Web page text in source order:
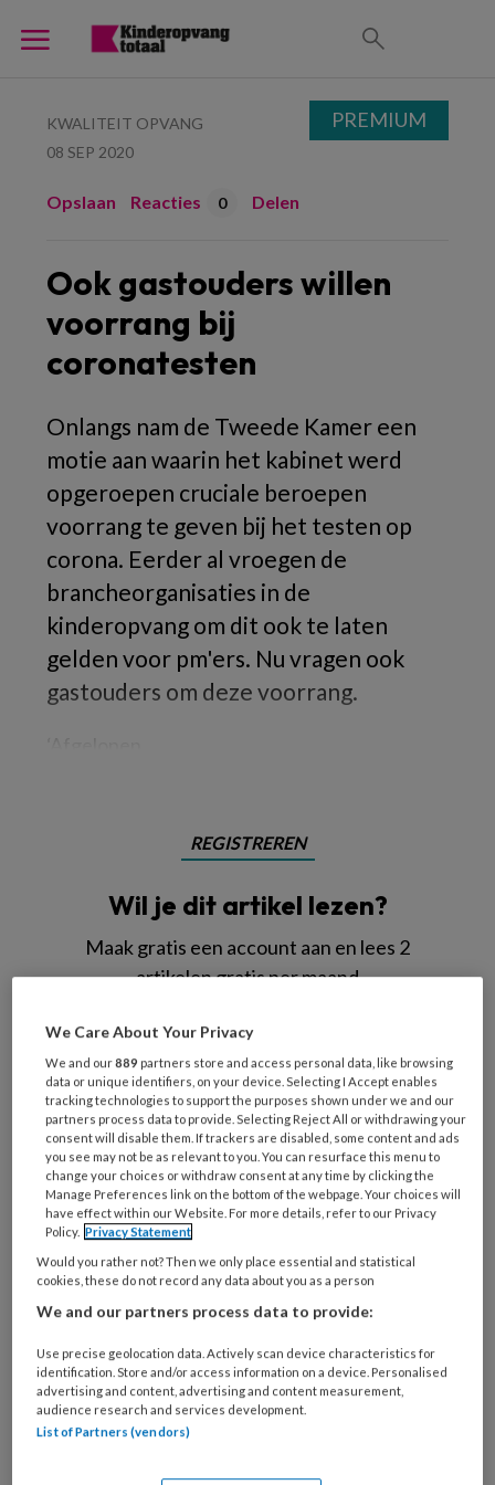
KWALITEIT OPVANG
08 SEP 2020
Opslaan Reacties 0 Delen
Ook gastouders willen
voorrang bij
coronatesten
Onlangs nam de Tweede Kamer een
motie aan waarin het kabinet werd
opgeroepen cruciale beroepen
voorrang te geven bij het testen op
corona. Eerder al vroegen de
brancheorganisaties in de
kinderopvang om dit ook te laten
gelden voor pm'ers. Nu vragen ook
gastouders om deze voorrang.
REGISTREREN
Wil je dit artikel lezen?
Maak gratis een account aan en lees 2
artikelen gratis per maand
Al een account of abonnement?
Wat
is
je
e-
mailadres?
* *
Kies
je
wachtwoord*
Kies
functie *
Bij
welke
organisatie
werk
PREMIUM
We Care About Your Privacy
We and our889 partners store and access personal data, like browsing
data or unique identifiers, on your device. Selecting I Accept enables
tracking technologies to support the purposes shown under we and our
partners process data to provide. Selecting Reject All or withdrawing your
consent will disable them. If trackers are disabled, some content and ads
you see may not be as relevant to you. You can resurface this menu to
change your choices or withdraw consent at any time by clicking the
Manage Preferences link on the bottom of the webpage. Your choices will
have effect within our Website. For more details, refer to our Privacy
Policy. Privacy Statement
Would you rather not? Then we only place essential and statistical
cookies, these do not record any data about you as a person
We and our partners process data to provide:
Use precise geolocation data. Actively scan device characteristics for
identification. Store and/or access information on a device. Personalised
advertising and content, advertising and content measurement,
audience research and services development.
List of Partners (vendors)